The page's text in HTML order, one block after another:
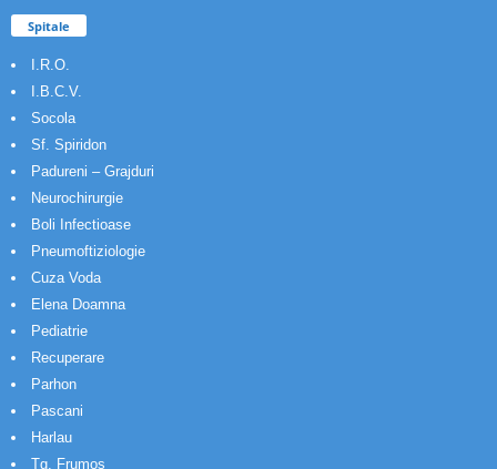
Spitale
I.R.O.
I.B.C.V.
Socola
Sf. Spiridon
Padureni – Grajduri
Neurochirurgie
Boli Infectioase
Pneumoftiziologie
Cuza Voda
Elena Doamna
Pediatrie
Recuperare
Parhon
Pascani
Harlau
Tg. Frumos